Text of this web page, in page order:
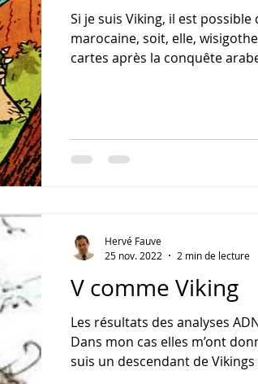
Si je suis Viking, il est possible
marocaine, soit, elle,
cartes après la conquête
V comme Viking
Les résultats des analyses
Dans mon cas elles m’ont
suis un descendant de Vikings
Hervé Fauve
25 nov. 2022
2 min de lecture